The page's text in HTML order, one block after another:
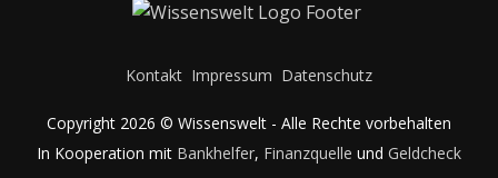
Kontakt Impressum Datenschutz
Copyright 2026 © Wissenswelt - Alle Rechte vorbehalten
In Kooperation mit Bankhelfer, Finanzquelle und Geldcheck